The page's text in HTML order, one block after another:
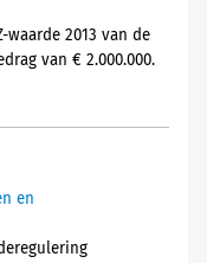
waarde 2013 van de
van € 2.000.000.
en